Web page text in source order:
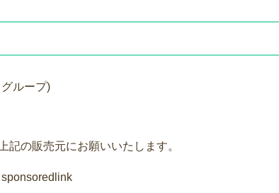
ループ)
の販売元にお願いいたします。
sponsoredlink